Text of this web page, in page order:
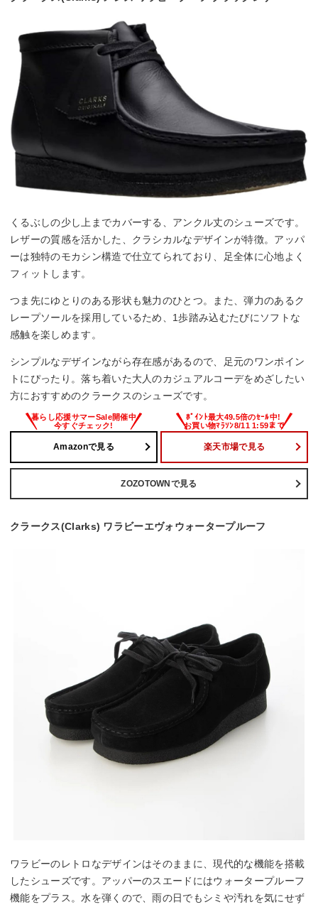
くるぶしの少し上までカバーする、アンクル丈のシューズです。
レザーの質感を活かした、クラシカルなデザインが特徴。アッパ
ーは独特のモカシン構造で仕立てられており、足全体に心地よく
フィットします。
つま先にゆとりのある形状も魅力のひとつ。また、弾力のあるク
レープソールを採用しているため、1歩踏み込むたびにソフトな
感触を楽しめます。
シンプルなデザインながら存在感があるので、足元のワンポイン
トにぴったり。落ち着いた大人のカジュアルコーデをめざしたい
方におすすめのクラークスのシューズです。
Amazonで見る 楽天市場で見る
ZOZOTOWNで見る
クラークス(Clarks) ワラビーエヴォウォータープルーフ
ワラビーのレトロなデザインはそのままに、現代的な機能を搭載
したシューズです。アッパーのスエードにはウォータープルーフ
機能をプラス。水を弾くので、雨の日でもシミや汚れを気にせず